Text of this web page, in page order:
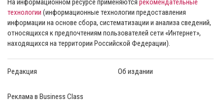
На информационном ресурсе применяются рекомендательные
технологии (информационные технологии предоставления
информации на основе сбора, систематизации и анализа сведений,
относящихся к предпочтениям пользователей сети «Интернет»,
находящихся на территории Российской Федерации).
Редакция Об издании
Реклама в Business Class